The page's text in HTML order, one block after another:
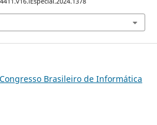
Brasileiro de Informática